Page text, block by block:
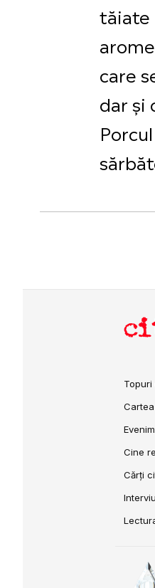
tăiate
care
dar și
Topuri
Cine
Cărți